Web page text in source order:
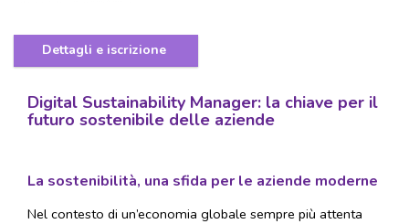
Dettagli e iscrizione
Digital Sustainability Manager: la chiave per il
futuro sostenibile delle aziende
La sostenibilità, una sfida per le aziende moderne
Nel contesto di un’economia globale sempre più attenta